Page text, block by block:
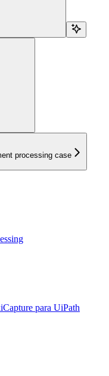
processing case
para UiPath